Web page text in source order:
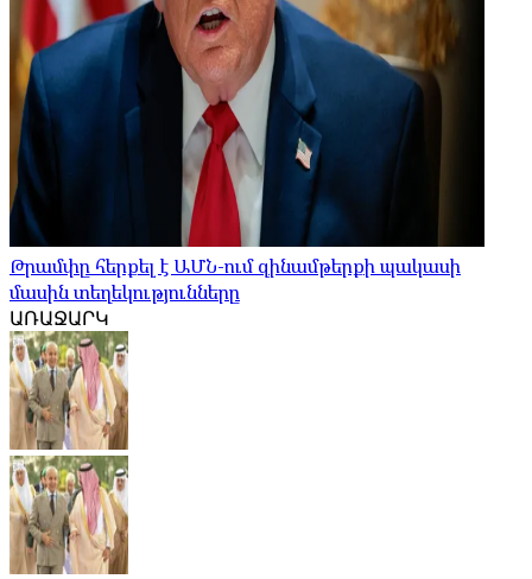
Թրամփը հերքել է ԱՄՆ-ում զինամթերքի պակասի
մասին տեղեկությունները
ԱՌԱՋԱՐԿ